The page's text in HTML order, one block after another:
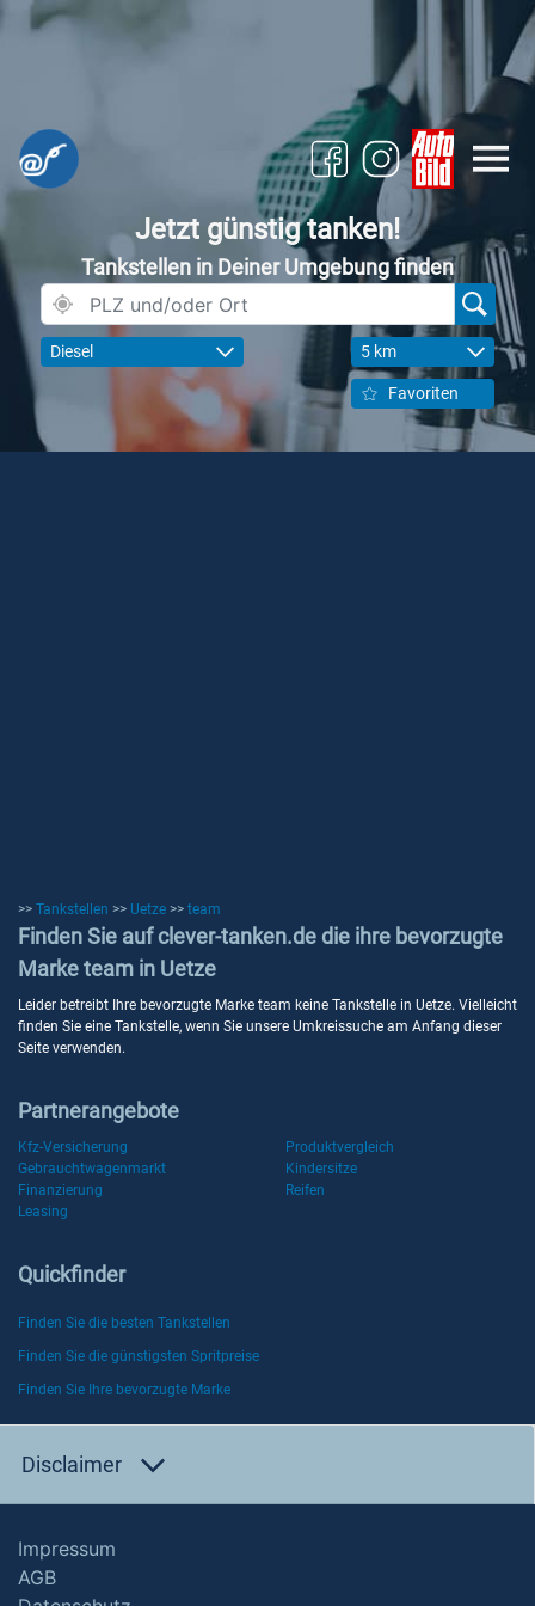
Jetzt günstig tanken!
Tankstellen in Deiner Umgebung finden
Diesel 5 km
Favoriten
>> Tankstellen >> Uetze >> team
Finden Sie auf clever-tanken.de die ihre bevorzugte
Marke team in Uetze
Leider betreibt Ihre bevorzugte Marke team keine Tankstelle in Uetze. Vielleicht
finden Sie eine Tankstelle, wenn Sie unsere Umkreissuche am Anfang dieser
Seite verwenden.
Partnerangebote
Kfz-Versicherung
Produktvergleich
Gebrauchtwagenmarkt
Kindersitze
Finanzierung
Reifen
Leasing
Quickfinder
Finden Sie die besten Tankstellen
Finden Sie die günstigsten Spritpreise
Finden Sie Ihre bevorzugte Marke
Disclaimer
Impressum
AGB